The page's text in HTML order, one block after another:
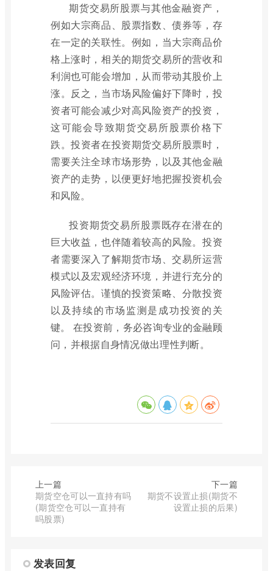
期货交易所股票与其他金融资产，
例如大宗商品、股票指数、债券等，存
在一定的关联性。例如，当大宗商品价
格上涨时，相关的期货交易所的营收和
利润也可能会增加，从而带动其股价上
涨。反之，当市场风险偏好下降时，投
资者可能会减少对高风险资产的投资，
这可能会导致期货交易所股票价格下
跌。投资者在投资期货交易所股票时，
需要关注全球市场形势，以及其他金融
资产的走势，以便更好地把握投资机会
和风险。
投资期货交易所股票既存在潜在的
巨大收益，也伴随着较高的风险。投资
者需要深入了解期货市场、交易所运营
模式以及宏观经济环境，并进行充分的
风险评估。谨慎的投资策略、分散投资
以及持续的市场监测是成功投资的关
键。 在投资前，务必咨询专业的金融顾
问，并根据自身情况做出理性判断。
上一篇
期货空仓可以一直持有吗
(期货空仓可以一直持有
吗股票)
下一篇
期货不设置止损(期货不
设置止损的后果)
发表回复